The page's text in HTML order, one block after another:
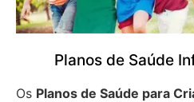
Planos de Saúde
Os Planos de Saúde para